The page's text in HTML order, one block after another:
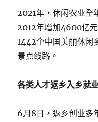
2021年，休闲农业全
2012年增加4600亿
1442个中国美丽休闲
景点线路。
各类人才返乡入乡就
6月8日，返乡创业多